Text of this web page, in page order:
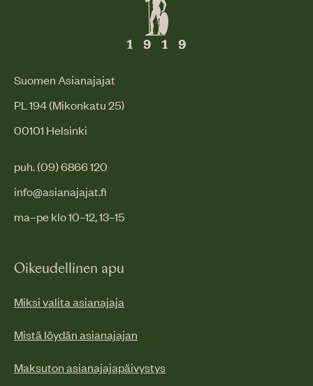
Suomen Asianajajat
PL 194 (Mikonkatu 25)
00101 Helsinki
puh. (09) 6866 120
info@asianajajat.fi
ma–pe klo 10–12, 13–15
Oikeudellinen apu
Miksi valita asianajaja
Mistä löydän asianajajan
Maksuton asianajajapäivystys